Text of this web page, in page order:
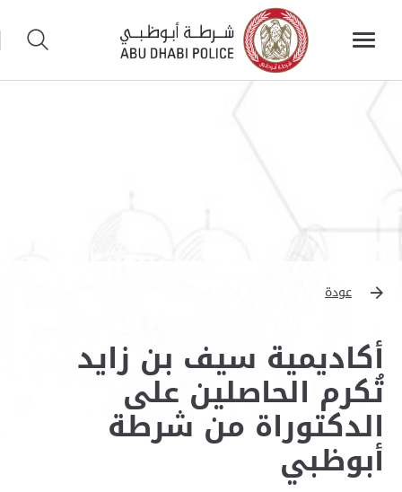
عودة
أكاديمية سيف بن زايد
تُكرم الحاصلين على
الدكتوراة من شرطة
أبوظبي